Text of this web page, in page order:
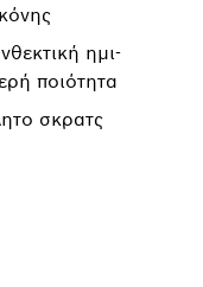
ημι-
ποιότητα
σκρατς